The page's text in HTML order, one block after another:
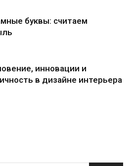
буквы: считаем
инновации и
в дизайне интерьера